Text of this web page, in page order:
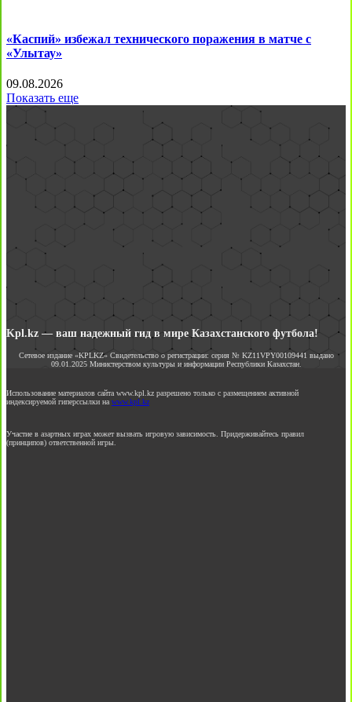
«Каспий» избежал технического поражения в матче с
«Улытау»
09.08.2026
Показать еще
Kpl.kz — ваш надежный гид в мире Казахстанского футбола!
Сетевое издание «KPLKZ» Свидетельство о регистрации: серия № KZ11VPY00109441 выдано
09.01.2025 Министерством культуры и информации Республики Казахстан.
Использование материалов сайта www.kpl.kz разрешено только с размещением активной
индексируемой гиперссылки на www.kpl.kz
Участие в азартных играх может вызвать игровую зависимость. Придерживайтесь правил
(принципов) ответственной игры.